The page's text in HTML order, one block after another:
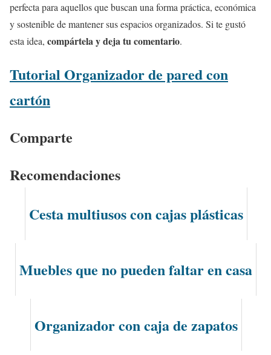
perfecta para aquellos que buscan una forma práctica, económica
y sostenible de mantener sus espacios organizados. Si te gustó
esta idea, compártela y deja tu comentario.
Tutorial Organizador de pared con
cartón
Comparte
Recomendaciones
Cesta multiusos con cajas plásticas
Muebles que no pueden faltar en casa
Organizador con caja de zapatos